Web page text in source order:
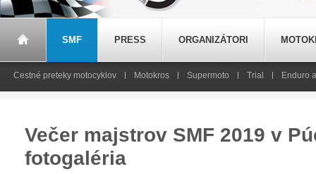
SMF PRESS ORGANIZÁTORI
Cestné preteky motocyklov Motokros Supermoto Trial Enduro
Večer majstrov SMF 2019 v
fotogaléria